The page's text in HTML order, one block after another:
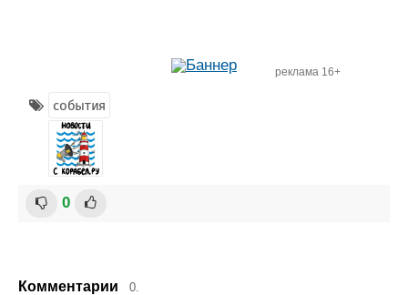
Выставки и семинары
Словарь
Галерея флота
реклама 16+
события
0
Комментарии 0.